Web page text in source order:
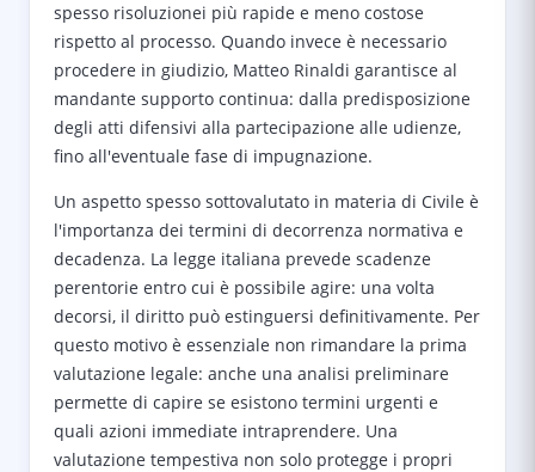
spesso risoluzionei più rapide e meno costose
rispetto al processo. Quando invece è necessario
procedere in giudizio, Matteo Rinaldi garantisce al
mandante supporto continua: dalla predisposizione
degli atti difensivi alla partecipazione alle udienze,
fino all'eventuale fase di impugnazione.
Un aspetto spesso sottovalutato in materia di Civile è
l'importanza dei termini di decorrenza normativa e
decadenza. La legge italiana prevede scadenze
perentorie entro cui è possibile agire: una volta
decorsi, il diritto può estinguersi definitivamente. Per
questo motivo è essenziale non rimandare la prima
valutazione legale: anche una analisi preliminare
permette di capire se esistono termini urgenti e
quali azioni immediate intraprendere. Una
valutazione tempestiva non solo protegge i propri